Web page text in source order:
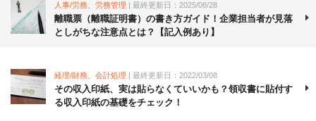
人事/労務、労務管理 | 最終更新日：2025/08/28
離職票（離職証明書）の書き方ガイド！企業担当者が見落
としがちな注意点とは？【記入例あり】
経理/財務、会計処理 | 最終更新日：2022/03/08
その収入印紙、実は貼らなくていいかも？領収書に貼付す
る収入印紙の基礎をチェック！